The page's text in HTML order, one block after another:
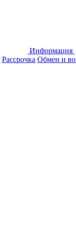
Информация
Рассрочка Обмен и